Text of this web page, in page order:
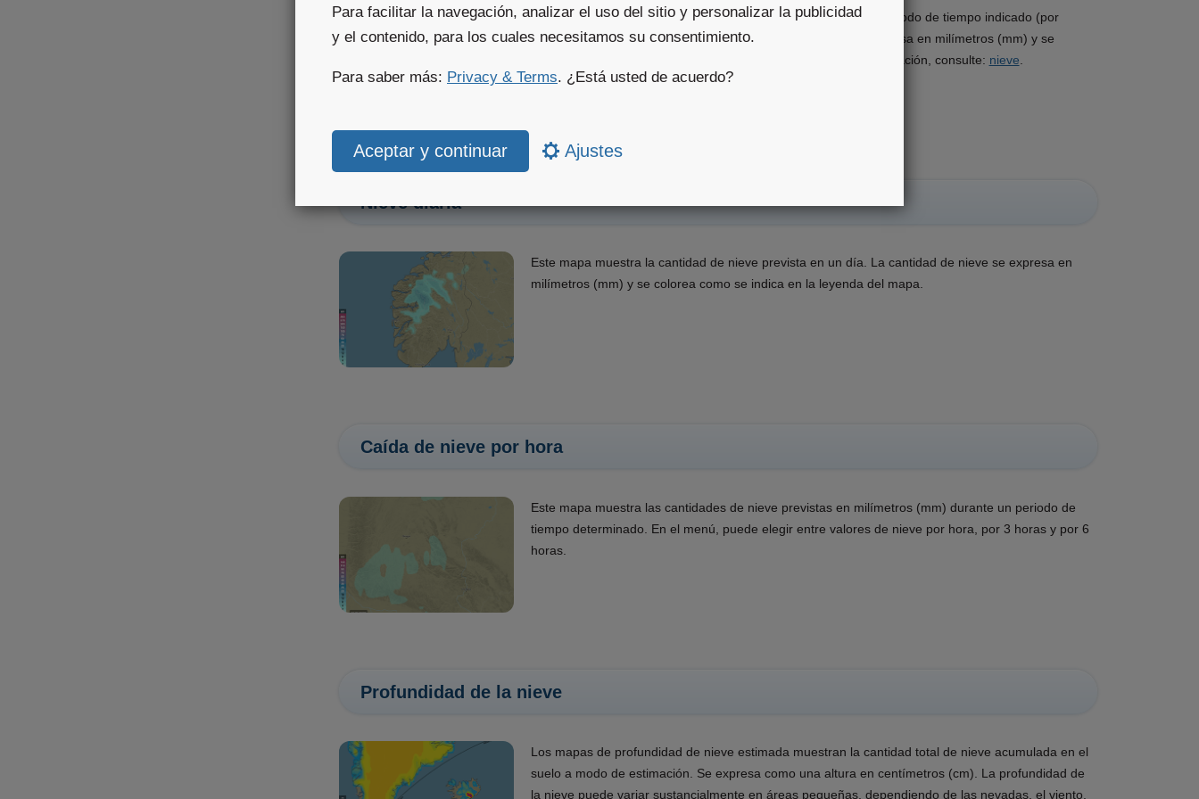
Para facilitar la navegación, analizar el uso del sitio y personalizar la publicidad
y el contenido, para los cuales necesitamos su consentimiento.
Para saber más: Privacy & Terms. ¿Está usted de acuerdo?
Ajustes
Estos mapas muestran la cantidad de nieve acumulada en el periodo de tiempo indicado (por
ejemplo, en las próximas 6 horas). La cantidad de nieve se expresa en milímetros (mm) y se
colorea como se indica en la leyenda del mapa. Para más información, consulte: nieve
Nieve diaria
Este mapa muestra la cantidad de nieve prevista en un día. La cantidad de nieve se expresa en
milímetros (mm) y se colorea como se indica en la leyenda del mapa.
Caída de nieve por hora
Este mapa muestra las cantidades de nieve previstas en milímetros (mm) durante un periodo de
tiempo determinado. En el menú, puede elegir entre valores de nieve por hora, por 3 horas y por 6
horas.
Profundidad de la nieve
Los mapas de profundidad de nieve estimada muestran la cantidad total de nieve acumulada en el
suelo a modo de estimación. Se expresa como una altura en centímetros (cm). La profundidad de
la nieve puede variar sustancialmente en áreas pequeñas, dependiendo de las nevadas, el viento,